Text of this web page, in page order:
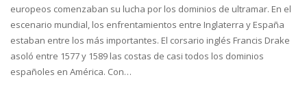
europeos comenzaban su lucha por los dominios de ultramar. En el
escenario mundial, los enfrentamientos entre Inglaterra y España
estaban entre los más importantes. El corsario inglés Francis Drake
asoló entre 1577 y 1589 las costas de casi todos los dominios
españoles en América. Con…